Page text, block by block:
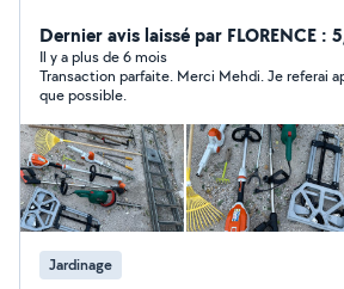
Dernier avis laissé par FLORENCE :
Il y a plus de 6 mois
Transaction parfaite. Merci Mehdi. Je referai appel à vous dès
que possible.
Jardinage